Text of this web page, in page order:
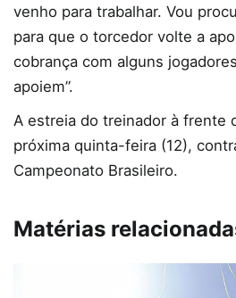
venho para trabalhar. Vou
para que o torcedor volte a
cobrança com alguns
apoiem”.
A estreia do treinador à frente
próxima quinta-feira (12),
Campeonato Brasileiro.
Matérias